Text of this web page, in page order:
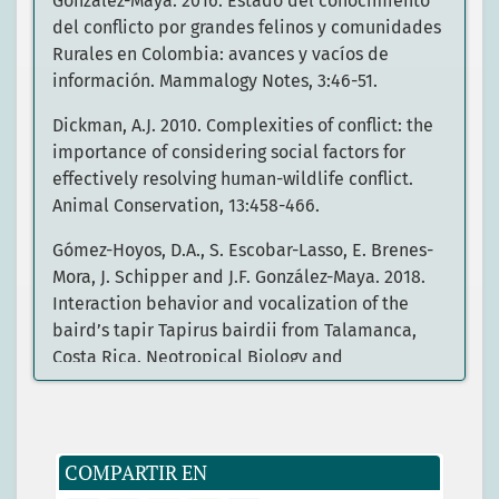
COMPARTIR EN
del conflicto por grandes felinos y comunidades
Rurales en Colombia: avances y vacíos de
información. Mammalogy Notes, 3:46-51.
Dickman, A.J. 2010. Complexities of conflict: the
importance of considering social factors for
effectively resolving human-wildlife conflict.
Animal Conservation, 13:458-466.
Gómez-Hoyos, D.A., S. Escobar-Lasso, E. Brenes-
Mora, J. Schipper and J.F. González-Maya. 2018.
Interaction behavior and vocalization of the
baird’s tapir Tapirus bairdii from Talamanca,
Costa Rica. Neotropical Biology and
Conservation, 13:17-23.
Hoepker, D.A. Zarrate-Charry and J. L. Belant.
2012. Baird's tapir density in high elevation